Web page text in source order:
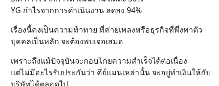
YG กำไรจากการดำเนินงาน ลดลง 94%
เรื่องนี้คงเป็นความท้าทาย ที่ค่ายเพลงหรือธุรกิจที่พึ่งพาตัว
บุคคลเป็นหลัก จะต้องพบเจอเสมอ
เพราะถึงแม้ปัจจุบันจะกอบโกยความสำเร็จได้ต่อเนื่อง
แต่ไม่มีอะไรรับประกันว่า คีย์แมนเหล่านั้น จะอยู่ทำเงินให้กับ